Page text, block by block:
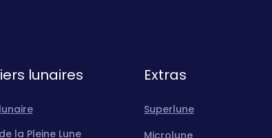
lunaires
la Pleine Lune
Extras
Superlune
Microlune